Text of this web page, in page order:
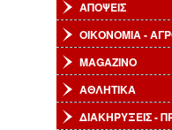
ΑΠΟΨΕΙΣ
ΟΙΚΟΝΟΜΙΑ -
MAGAZINO
ΑΘΛΗΤΙΚΑ
ΔΙΑΚΗΡΥΞΕΙΣ -